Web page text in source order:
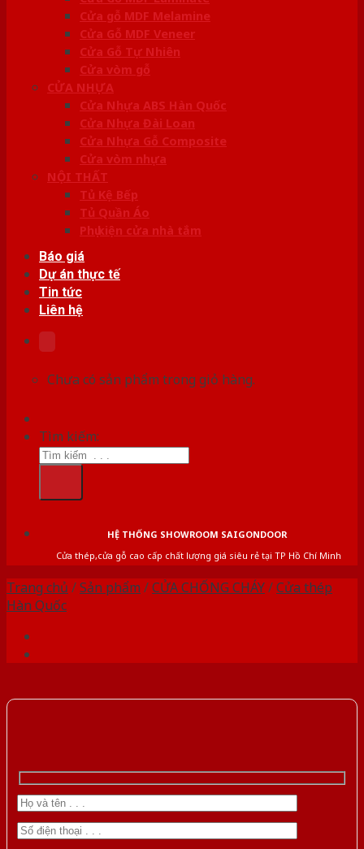
Cửa gỗ MDF Melamine
Cửa Gỗ MDF Veneer
Cửa Gỗ Tự Nhiên
Cửa vòm gỗ
CỬA NHỰA
Cửa Nhựa ABS Hàn Quốc
Cửa Nhựa Đài Loan
Cửa Nhựa Gỗ Composite
Cửa vòm nhựa
NỘI THẤT
Tủ Kệ Bếp
Tủ Quần Áo
Phụ kiện cửa nhà tắm
Báo giá
Dự án thực tế
Tin tức
Liên hệ
Chưa có sản phẩm trong giỏ hàng.
Tìm kiếm:
HỆ THỐNG SHOWROOM SAIGONDOOR
Cửa thép,cửa gỗ cao cấp chất lượng giá siêu rẻ tại TP Hồ Chí Minh
Trang chủ /Sản phẩm /CỬA CHỐNG CHÁY/Cửa thép
Hàn Quốc